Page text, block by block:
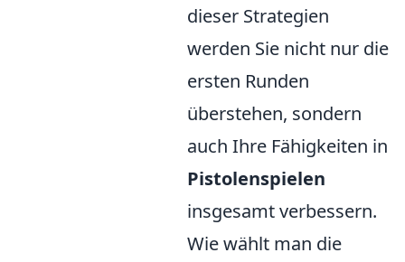
dieser Strategien
werden Sie nicht nur die
ersten Runden
überstehen, sondern
auch Ihre Fähigkeiten in
Pistolenspielen
insgesamt verbessern.
Wie wählt man die